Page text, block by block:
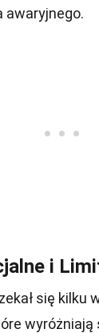
awaryjnego.
i
się kilku
wyróżniają